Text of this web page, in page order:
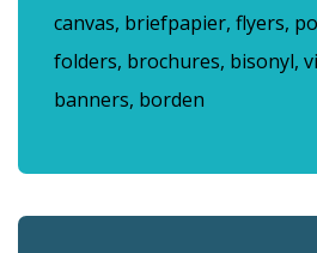
canvas, briefpapier, flyers,
folders, brochures, bisonyl,
banners, borden